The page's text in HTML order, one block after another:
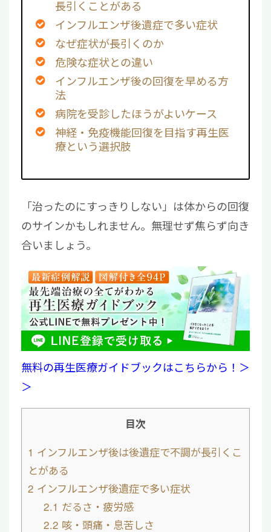
長引くことがある
インフルエンザ後遺症で多い症状
なぜ症状が長引くのか
危険な症状との違い
インフルエンザ後の回復を早める方
法
病院を受診したほうがよいケース
神経・免疫機能回復を目指す再生医
療という選択肢
「治ったのにすっきりしない」は体からの回復
のサインかもしれません。無理せず焦らず向き
合いましょう。
無料の再生医療ガイドブックはこちらから！＞
＞
目次
1 インフルエンザ後は後遺症で不調が長引くこ
とがある
2 インフルエンザ後遺症で多い症状
2.1 だるさ・疲労感
2.2 咳・頭痛・息苦しさ